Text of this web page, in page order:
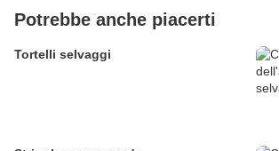
Potrebbe anche piacerti
Tortelli selvaggi